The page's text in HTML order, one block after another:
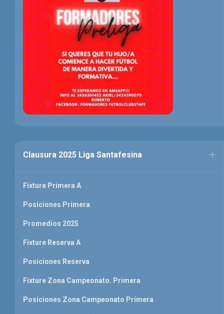
Clausura 2025 Liga Santafesina
Fixture Primera A
Posiciones Primera
Promedios 2025
Fixture Reserva A
Posiciones Reserva
Fixture Zona Campeonato. Primera
Posiciones Zona Campeonato Primera